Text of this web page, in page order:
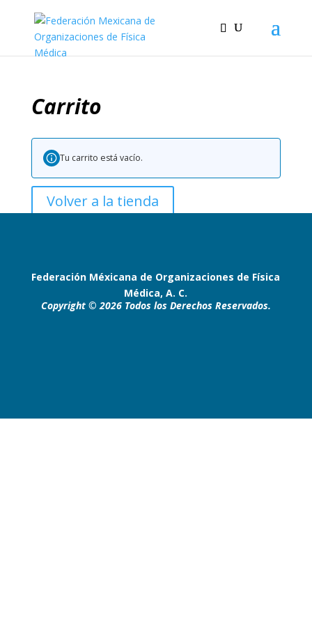
Carrito
Tu carrito está vacío.
Volver a la tienda
Federación Méxicana de Organizaciones de Física
Médica, A. C.
Copyright © 2026 Todos los Derechos Reservados.